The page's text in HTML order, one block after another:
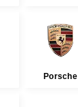
Porsche